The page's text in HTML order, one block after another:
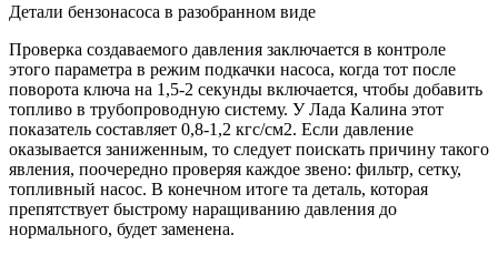
Детали бензонасоса в разобранном виде
Проверка создаваемого давления заключается в контроле
этого параметра в режим подкачки насоса, когда тот после
поворота ключа на 1,5-2 секунды включается, чтобы добавить
топливо в трубопроводную систему. У Лада Калина этот
показатель составляет 0,8-1,2 кгс/см2. Если давление
оказывается заниженным, то следует поискать причину такого
явления, поочередно проверяя каждое звено: фильтр, сетку,
топливный насос. В конечном итоге та деталь, которая
препятствует быстрому наращиванию давления до
нормального, будет заменена.